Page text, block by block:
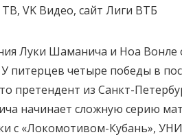
VK Видео, сайт Лиги ВТБ
Луки Шаманича и Ноа
питерцев четыре победы в
претендент из Санкт-
начинает сложную серию
с «Локомотивом-Кубань»,